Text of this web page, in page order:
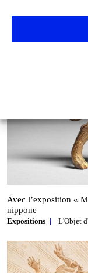
Avec l’exposition «
nippone
Expositions L'Objet